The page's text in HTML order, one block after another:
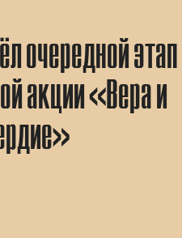
очередной этап
акции «Вера и